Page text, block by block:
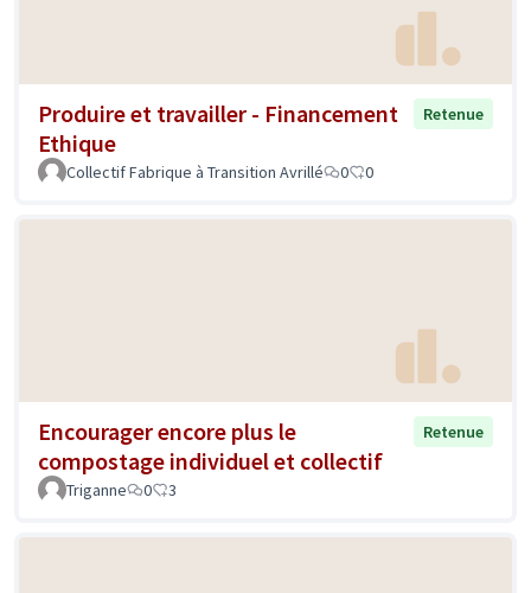
Produire et travailler - Financement
Ethique
Retenue
Collectif Fabrique à Transition Avrillé 0 0
Encourager encore plus le
compostage individuel et collectif
Retenue
Triganne 0 3